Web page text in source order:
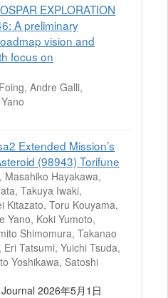
EXPLORATION
A preliminary
vision and
focus on
Andre Galli,
Extended Mission’s
(98943) Torifune
Masahiko Hayakawa,
Takuya Iwaki,
Kitazato, Toru Kouyama,
Yano, Koki Yumoto,
Shimomura, Takanao
Tatsumi, Yuichi Tsuda,
Yoshikawa, Satoshi
2026年5月1日